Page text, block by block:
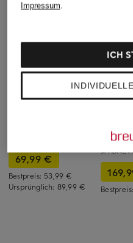
+Aktionsrabatt
69,99 €
Bestpreis: 53,99 €
Ursprünglich: 89,99 €
Wide
Impressum.
ICH